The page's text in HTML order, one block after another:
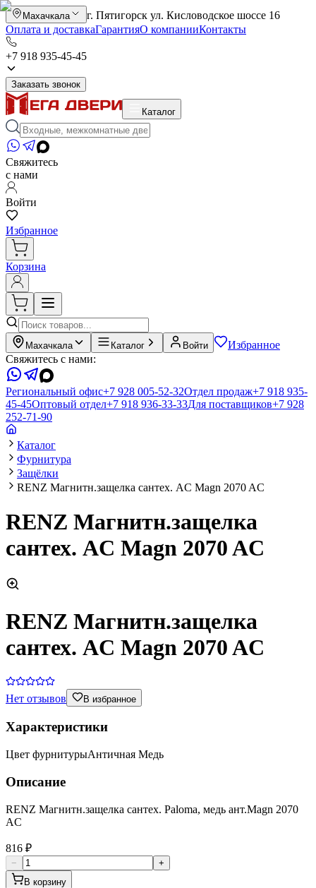
Махачкала
г. Пятигорск ул. Кисловодское шоссе 16
Оплата и доставкаГарантияО компанииКонтакты
+7 918 935-45-45
Заказать звонок
Каталог
Свяжитесь
с нами
Войти
Избранное
Корзина
Махачкала Каталог Войти
Избранное
Свяжитесь с нами:
Региональный офис+7 928 005-52-32Отдел продаж+7 918 935-
45-45Оптовый отдел+7 918 936-33-33Для поставщиков+7 928
252-71-90
Каталог
Фурнитура
Защёлки
RENZ Магнитн.защелка сантех. AС Magn 2070 AС
RENZ Магнитн.защелка
сантех. AС Magn 2070 AС
RENZ Магнитн.защелка
сантех. AС Magn 2070 AС
Нет отзывов В избранное
Характеристики
Цвет фурнитурыАнтичная Медь
Описание
RENZ Магнитн.защелка сантех. Paloma, медь ант.Magn 2070
AС
816 ₽
−
+
В корзину